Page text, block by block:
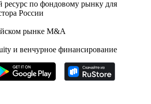
ресурс по фондовому рынку для
России
рынке M&A
и венчурное финансирование